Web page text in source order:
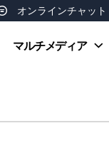
オンラインチャット
マルチメディア